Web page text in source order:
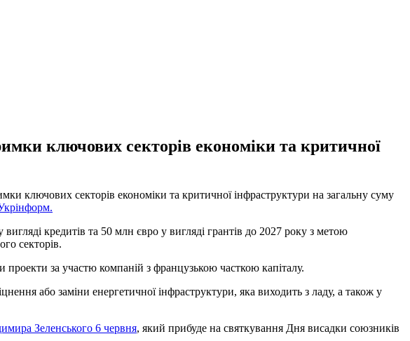
ключових секторів економіки та критичної
ключових секторів економіки та критичної інфраструктури на загальну суму
кредитів та 50 млн євро у вигляді грантів до 2027 року з метою
секторів.
за участю компаній з французькою часткою капіталу.
або заміни енергетичної інфраструктури, яка виходить з ладу, а також у
Зеленського 6 червня, який прибуде на святкування Дня висадки союзників